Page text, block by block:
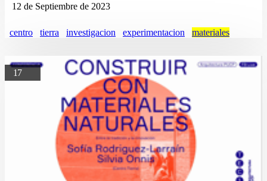
12 de Septiembre de 2023
centro tierra investigacion experimentacion materiales
17